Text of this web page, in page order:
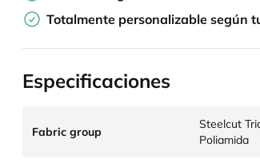
Totalmente personalizable según
Especificaciones
Fabric group
Steelcut
Poliamida